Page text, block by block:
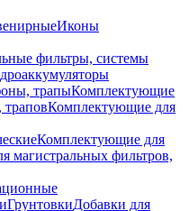
Иконы
фильтры, системы
трапыКомплектующие
Комплектующие для
Комплектующие для
магистральных фильтров,
ГрунтовкиДобавки для